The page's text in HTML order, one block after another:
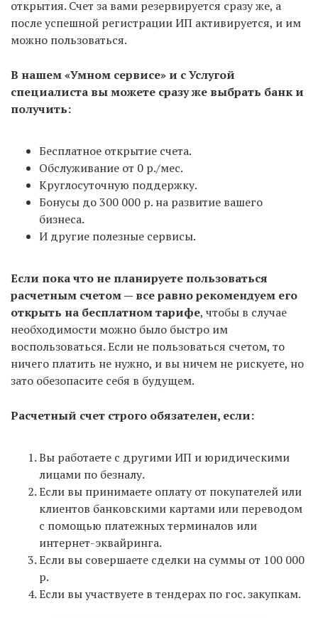
С услугой «Опытный специалист» — всего 7
рабочих дней: 3 на регистрацию в налоговой и 4
С использованием «Умного сервиса» — от 4
рабочих дней
подачу. Но не всегда удается записаться в ИФНС
на следующий день, поэтому среднее время всей
процедуры — 5-7 дней с момента формирования
документов в сервисе.
открытия. Счет за вами резервируется сразу же, а
после успешной регистрации ИП активируется, и им
можно пользоваться.
В нашем «Умном сервисе» и с Услугой
специалиста вы можете сразу же выбрать банк и
получить:
Бесплатное открытие счета.
Обслуживание от 0 р./мес.
Круглосуточную поддержку.
Бонусы до 300 000 р. на развитие вашего
бизнеса.
И другие полезные сервисы.
Если пока что не планируете пользоваться
расчетным счетом — все равно рекомендуем его
открыть на бесплатном тарифе, чтобы в случае
необходимости можно было быстро им
воспользоваться. Если не пользоваться счетом, то
ничего платить не нужно, и вы ничем не рискуете, но
зато обезопасите себя в будущем.
Расчетный счет строго обязателен, если:
Вы работаете с другими ИП и юридическими
лицами по безналу.
Если вы принимаете оплату от покупателей или
клиентов банковскими картами или переводом
с помощью платежных терминалов или
интернет-эквайринга.
Если вы совершаете сделки на суммы от 100 000
р.
Если вы участвуете в тендерах по гос. закупкам.